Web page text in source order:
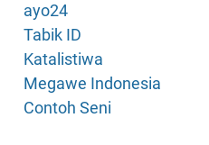
ayo24
Tabik ID
Katalistiwa
Megawe Indonesia
Contoh Seni